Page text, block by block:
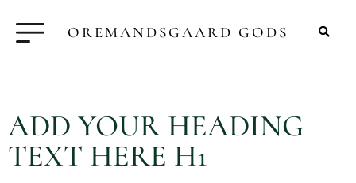
OREMANDSGAARD GODS
ADD YOUR HEADING
TEXT HERE H1